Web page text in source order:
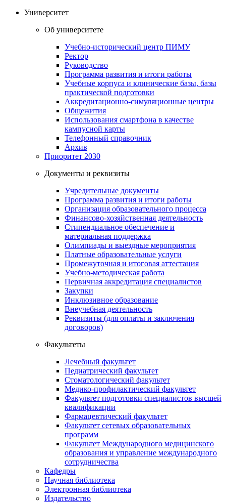
Университет
Об университете
Учебно-исторический центр ПИМУ
Ректор
Руководство
Программа развития и итоги работы
Учебные корпуса и клинические базы, базы
практической подготовки
Аккредитационно-симуляционные центры
Общежития
Использования смартфона в качестве
кампусной карты
Телефонный справочник
Архив
Приоритет 2030
Документы и реквизиты
Учредительные документы
Программа развития и итоги работы
Организация образовательного процесса
Финансово-хозяйственная деятельность
Стипендиальное обеспечение и
материальная поддержка
Олимпиады и выездные мероприятия
Платные образовательные услуги
Промежуточная и итоговая аттестация
Учебно-методическая работа
Первичная аккредитация специалистов
Закупки
Инклюзивное образование
Внеучебная деятельность
Реквизиты (для оплаты и заключения
договоров)
Факультеты
Лечебный факультет
Педиатрический факультет
Стоматологический факультет
Медико-профилактический факультет
Факультет подготовки специалистов высшей
квалификации
Фармацевтический факультет
Факультет сетевых образовательных
программ
Факультет Международного медицинского
образования и управление международного
сотрудничества
Кафедры
Научная библиотека
Электронная библиотека
Издательство